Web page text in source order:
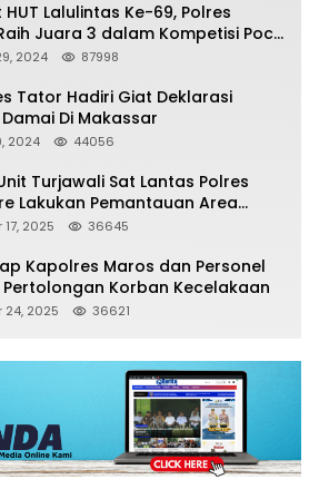
HUT Lalulintas Ke-69, Polres
Juara 3 dalam Kompetisi Pocil
2024 87998
Tator Hadiri Giat Deklarasi
Di Makassar
2024 44056
Turjawali Sat Lantas Polres
Lakukan Pemantauan Area
Parkir
2025 36645
Kapolres Maros dan Personel
Pertolongan Korban Kecelakaan
24, 2025 36621